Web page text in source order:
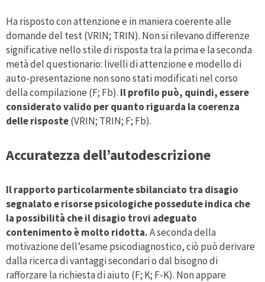
Ha risposto con attenzione e in maniera coerente alle
domande del test (VRIN; TRIN). Non si rilevano differenze
significative nello stile di risposta tra la prima e la seconda
metà del questionario: livelli di attenzione e modello di
auto-presentazione non sono stati modificati nel corso
della compilazione (F; Fb). Il profilo può, quindi, essere
considerato valido per quanto riguarda la coerenza
delle risposte(VRIN; TRIN; F; Fb).
Accuratezza dell’autodescrizione
Il rapporto particolarmente sbilanciato tra disagio
segnalato e risorse psicologiche possedute indica che
la possibilità che il disagio trovi adeguato
contenimento è molto ridotta.A seconda della
motivazione dell’esame psicodiagnostico, ciò può derivare
dalla ricerca di vantaggi secondari o dal bisogno di
rafforzare la richiesta di aiuto (F; K; F-K). Non appare